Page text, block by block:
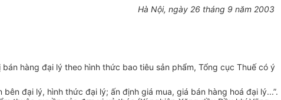
Hà Nội, ngày 26 tháng 9 năm 2003
bán hàng đại lý theo hình thức bao tiêu sản phẩm, Tổng cục Thuế có ý
đại lý, hình thức đại lý; ấn định giá mua, giá bán hàng hoá đại lý...”.